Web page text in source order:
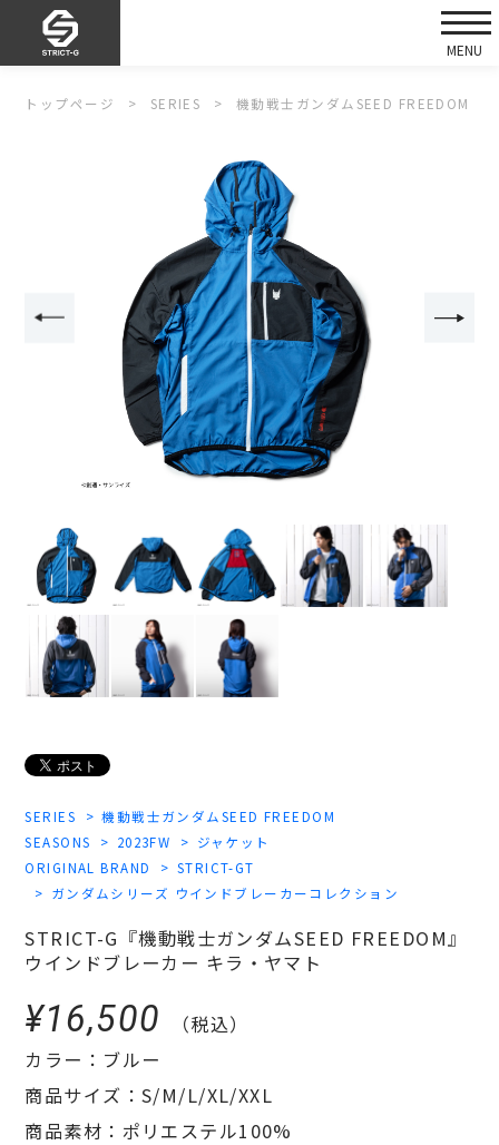
トップページ SERIES 機動戦士ガンダムSEED FREEDOM
SERIES
機動戦士ガンダムSEED FREEDOM
SEASONS
2023FW
ジャケット
ORIGINAL BRAND
STRICT-GT
ガンダムシリーズ ウインドブレーカーコレクション
STRICT-G『機動戦士ガンダムSEED FREEDOM』
ウインドブレーカー キラ・ヤマト
¥16,500
（税込）
カラー：ブルー
商品サイズ：S/M/L/XL/XXL
商品素材：ポリエステル100%